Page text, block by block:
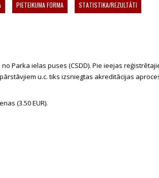
PIETEIKUMA FORMA STATISTIKA/REZULTĀTI
Parka ielas puses (CSDD). Pie ieejas
u.c. tiks izsniegtas akreditācijas
(3.50 EUR).